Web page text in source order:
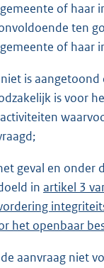
of haar
ten
of haar
is aangetoond
is voor
geval en onder
in artikel 3
het openbaar
aanvraag niet